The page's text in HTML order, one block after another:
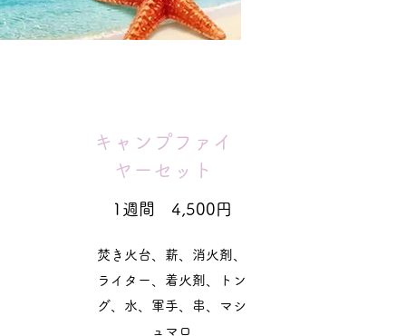
キャンプファイ
ヤーセット
1週間 4,500円
焚き火台、薪、消火剤、
ライター、着火剤、トン
グ、水、軍手、串、マシ
ュマロ